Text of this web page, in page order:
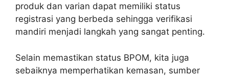
produk dan varian dapat memiliki status
registrasi yang berbeda sehingga verifikasi
mandiri menjadi langkah yang sangat penting.
Selain memastikan status BPOM, kita juga
sebaiknya memperhatikan kemasan, sumber